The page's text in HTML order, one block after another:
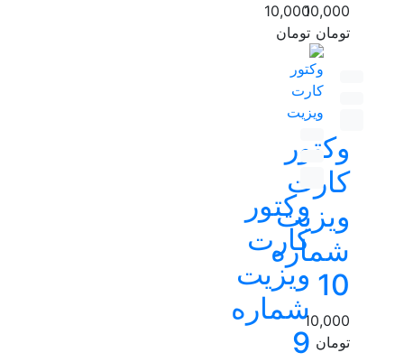
10,000
تومان
10,000
تومان
وکتور
کارت
ویزیت
شماره
10
10,000
تومان
وکتور
کارت
ویزیت
شماره
9